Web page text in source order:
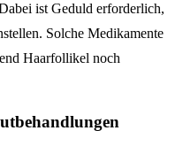
ist Geduld erforderlich,
Solche Medikamente
Haarfollikel noch